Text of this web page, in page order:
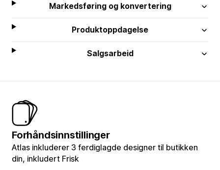
Markedsføring og konvertering
Produktoppdagelse
Salgsarbeid
Forhåndsinnstillinger
Atlas inkluderer 3 ferdiglagde designer til butikken
din, inkludert Frisk